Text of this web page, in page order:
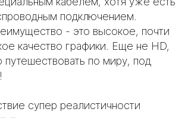
подключением.
- это высокое, почти
качество графики. Еще не HD,
путешествовать по миру, под
супер реалистичности